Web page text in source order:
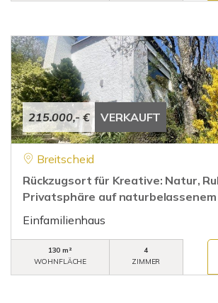
215.000,- € VERKAUFT
Breitscheid
Rückzugsort für Kreative: Natur,
Privatsphäre auf
Einfamilienhaus
130 m²
WOHNFLÄCHE
4
ZIMMER